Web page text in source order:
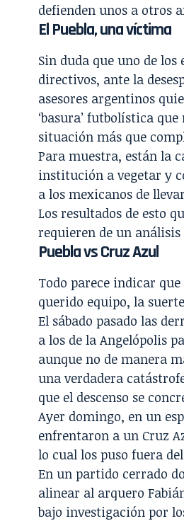
defienden unos a otros
El Puebla, una víctima
Sin duda que uno de
directivos, ante la
asesores argentinos
‘basura’ futbolística
situación más que
Para muestra, están la
institución a vegetar y
a los mexicanos de
Los resultados de esto
requieren de un
Puebla vs Cruz Azul
Todo parece indicar
querido equipo, la
El sábado pasado las
a los de la Angelópolis
aunque no de manera
una verdadera
que el descenso se
Ayer domingo, en un
enfrentaron a un Cruz
lo cual los puso fuera
En un partido cerrado
alinear al arquero
bajo investigación por